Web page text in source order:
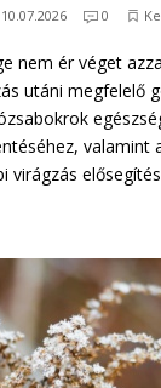
10.07.2026 0
nem ér véget
utáni megfelelő
valamint
virágzás